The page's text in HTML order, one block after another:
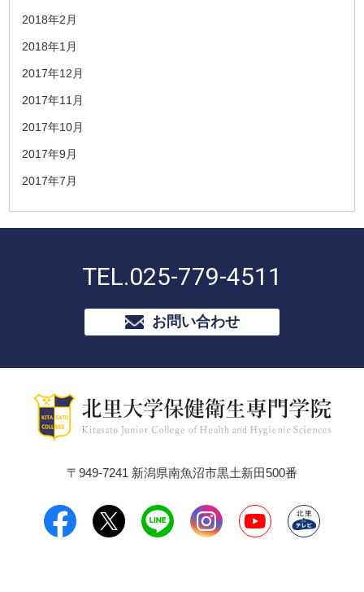
2018年2月
2018年1月
2017年12月
2017年11月
2017年10月
2017年9月
2017年7月
TEL.025-779-4511
お問い合わせ
〒949-7241 新潟県南魚沼市黒土新田500番